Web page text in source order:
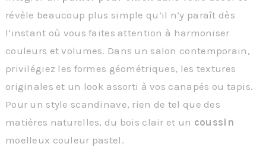
révèle beaucoup plus simple qu’il n’y paraît dès
l’instant où vous faites attention à harmoniser
couleurs et volumes. Dans un salon contemporain,
privilégiez les formes géométriques, les textures
originales et un look assorti à vos canapés ou tapis.
Pour un style scandinave, rien de tel que des
matières naturelles, du bois clair et un coussin
moelleux couleur pastel.